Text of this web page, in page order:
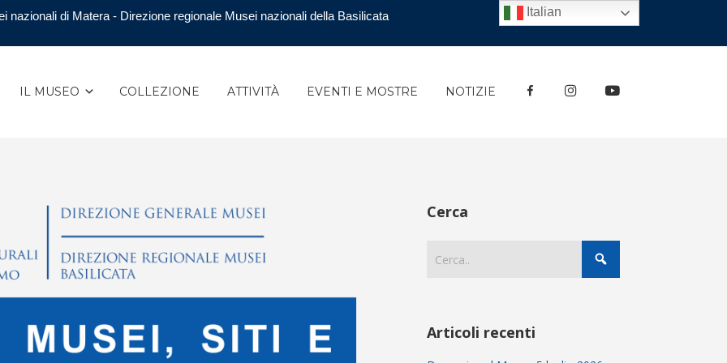
nazionali di Matera - Direzione regionale Musei nazionali della Basilicata
IL MUSEO COLLEZIONE ATTIVITÀ EVENTI E MOSTRE NOTIZIE FACEBOOKINSTAGRAMYOUTUBE
Cerca
Articoli recenti
Italian